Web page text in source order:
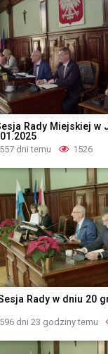
Rady Miejskiej w
557 dni temu 1526
Rady w dniu 20
596 dni 23 godziny temu